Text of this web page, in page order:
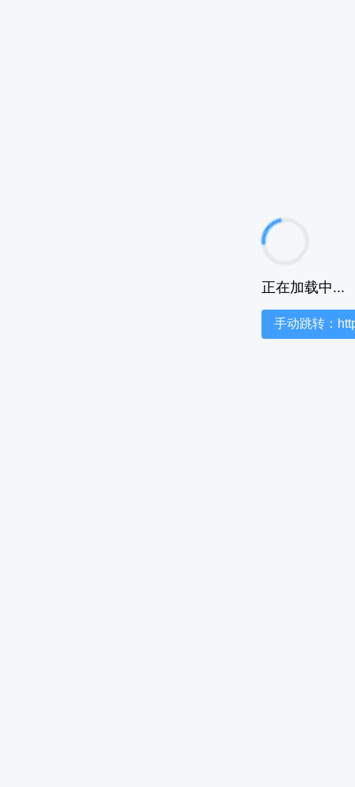
正在加载中...
手动跳转：